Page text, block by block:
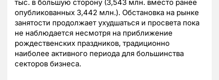
тыс. в большую сторону (3,543 млн. вместо ранее
опубликованных 3,442 млн.). Обстановка на рынке
занятости продолжает ухудшаться и просвета пока
не наблюдается несмотря на приближение
рождественских праздников, традиционно
наиболее активного периода для большинства
секторов бизнеса.